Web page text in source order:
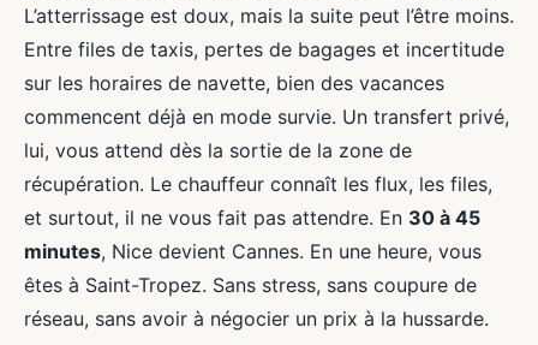
L’atterrissage est doux, mais la suite peut l’être moins.
Entre files de taxis, pertes de bagages et incertitude
sur les horaires de navette, bien des vacances
commencent déjà en mode survie. Un transfert privé,
lui, vous attend dès la sortie de la zone de
récupération. Le chauffeur connaît les flux, les files,
et surtout, il ne vous fait pas attendre. En 30 à 45
minutes, Nice devient Cannes. En une heure, vous
êtes à Saint-Tropez. Sans stress, sans coupure de
réseau, sans avoir à négocier un prix à la hussarde.